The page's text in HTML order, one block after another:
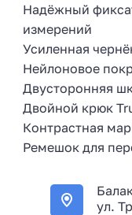
Надёжный
измерений
Усиленная
Нейлоновое
Двусторонняя
Двойной крюк
Контрастная
Ремешок для
ул.